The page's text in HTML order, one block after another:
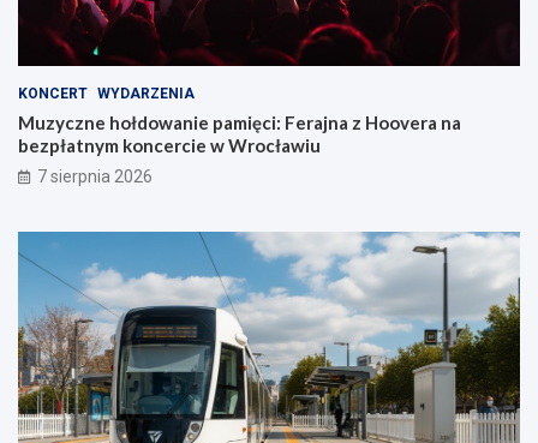
KONCERT WYDARZENIA
Muzyczne hołdowanie pamięci: Ferajna z Hoovera na
bezpłatnym koncercie w Wrocławiu
7 sierpnia 2026